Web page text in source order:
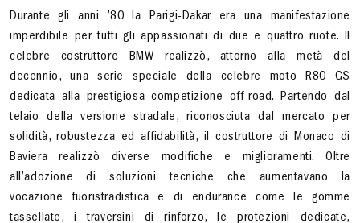
Durante gli anni ’80 la Parigi-Dakar era una manifestazione
imperdibile per tutti gli appassionati di due e quattro ruote. Il
celebre costruttore BMW realizzò, attorno alla metà del
decennio, una serie speciale della celebre moto R80 GS
dedicata alla prestigiosa competizione off-road. Partendo dal
telaio della versione stradale, riconosciuta dal mercato per
solidità, robustezza ed affidabilità, il costruttore di Monaco di
Baviera realizzò diverse modifiche e miglioramenti. Oltre
all’adozione di soluzioni tecniche che aumentavano la
vocazione fuoristradistica e di endurance come le gomme
tassellate, i traversini di rinforzo, le protezioni dedicate,